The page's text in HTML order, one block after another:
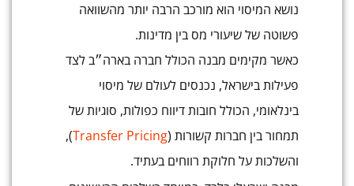
נושא המיסוי הוא מורכב הרבה יותר מהשוואה
פשוטה של שיעורי מס בין מדינות.
כאשר מקימים מבנה הכולל חברה בארה״ב לצד
פעילות בישראל, נכנסים לעולם של מיסוי
בינלאומי, הכולל חובות דיווח כפולות, סוגיות של
תמחור בין חברות קשורות (Transfer Pricing
),
והשלכות על חלוקת רווחים בעתיד.